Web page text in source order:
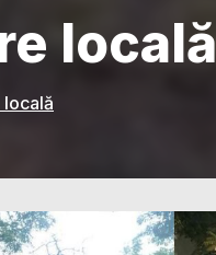
locală
locală